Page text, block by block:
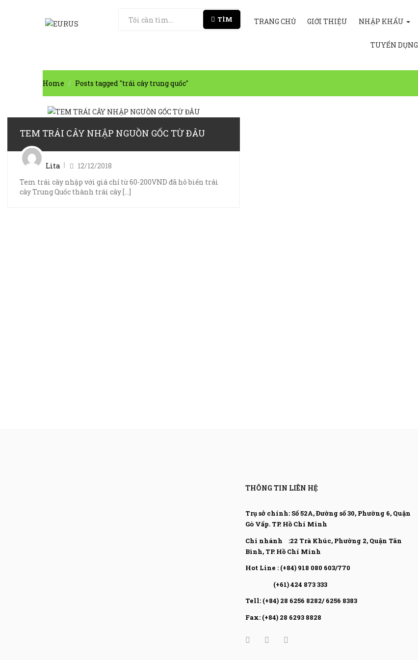
TÌM TRANG CHỦ GIỚI THIỆU NHẬP KHẨU
TUYỂN DỤNG
Home Posts tagged "trái cây trung quốc"
TEM TRÁI CÂY NHẬP NGUỒN GỐC TỪ ĐÂU
Lita
Posted
on
12/12/2018
Tem trái cây nhập với giá chỉ từ 60-200VND đã hô biến trái
cây Trung Quốc thành trái cây [...]
THÔNG TIN LIÊN HỆ
Trụ sở chính: Số 52A, Đường số 30, Phường 6, Quận
Gò Vấp.TP. Hồ Chí Minh
Chi nhánh :22 Trà Khúc, Phường 2, Quận Tân
Bình, TP. Hồ Chí Minh
Hot Line : (+84) 918 080 603/770
(+61) 424 873 333
Tell: (+84) 28 6256 8282/ 6256 8383
Fax: (+84) 28 6293 8828